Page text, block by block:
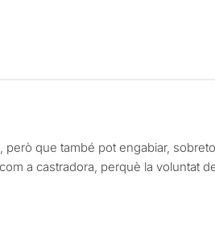
que també pot engabiar,
a castradora, perquè la voluntat